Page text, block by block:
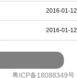
2016-01-12
2016-01-12
粤ICP备18088349号